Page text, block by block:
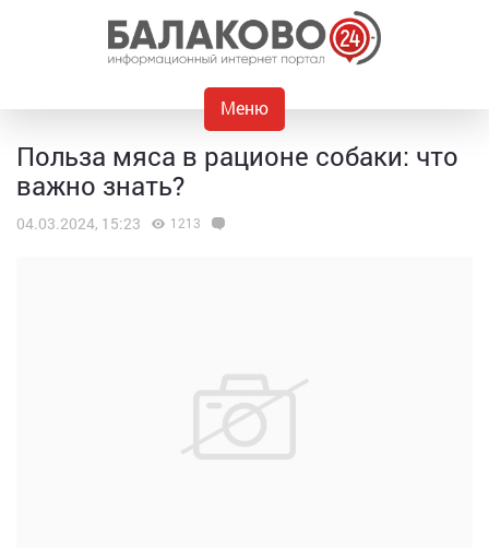
Меню
Польза мяса в рационе собаки: что
важно знать?
04.03.2024, 15:23 1213